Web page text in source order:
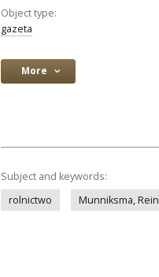
Object type:
gazeta
More
Subject and keywords:
rolnictwo
Munniksma, Rein